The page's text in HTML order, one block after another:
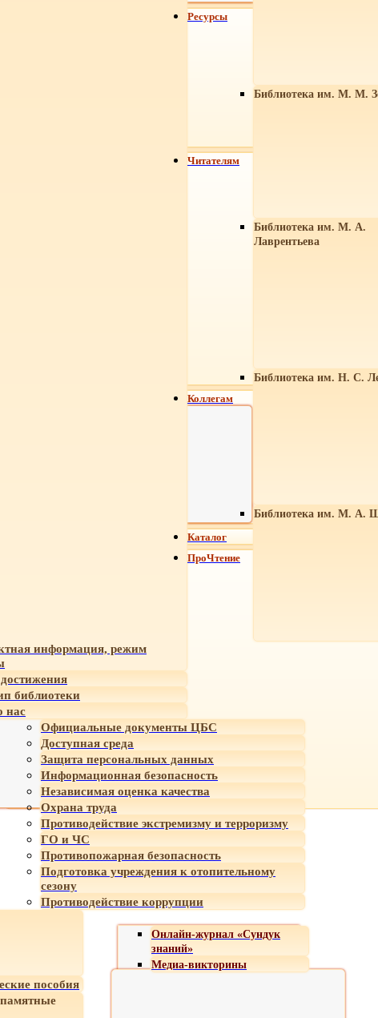
Библиотека им. М. М.
Библиотека им. М. А.
Лаврентьева
Библиотека им. Н. С.
Библиотека им. М. А.
информация, режим
библиотеки
нас
Официальные документы ЦБС
Доступная среда
Защита персональных данных
Информационная безопасность
Независимая оценка качества
Охрана труда
Противодействие экстремизму и терроризму
ГО и ЧС
Противопожарная безопасность
Подготовка учреждения к отопительному
сезону
Противодействие коррупции
Ресурсы
Онлайн-журнал «Сундук
знаний»
Медиа-викторины
пособия
Читателям
Коллегам
Каталог
ПроЧтение